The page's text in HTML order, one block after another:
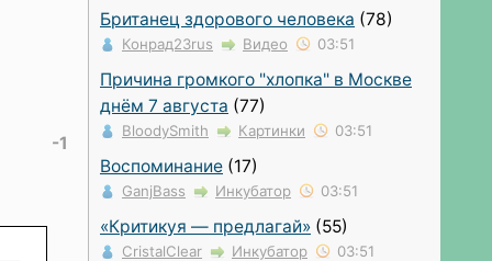
-1
Британец здорового человека (78)
Конрад23rus Видео 03:51
Причина громкого "хлопка" в Москве
днём 7 августа (77)
BloodySmith Картинки 03:51
Воспоминание (17)
GanjBass Инкубатор 03:51
«Критикуя — предлагай» (55)
CristalClear Инкубатор 03:51